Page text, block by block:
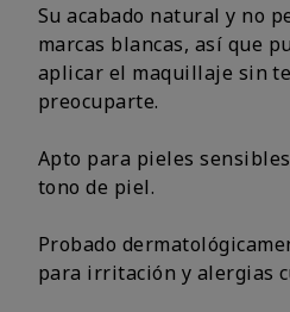
Su acabado natural y no
marcas blancas, así que
aplicar el maquillaje sin
preocuparte.
Apto para pieles
tono de piel.
Probado
para irritación y alergias